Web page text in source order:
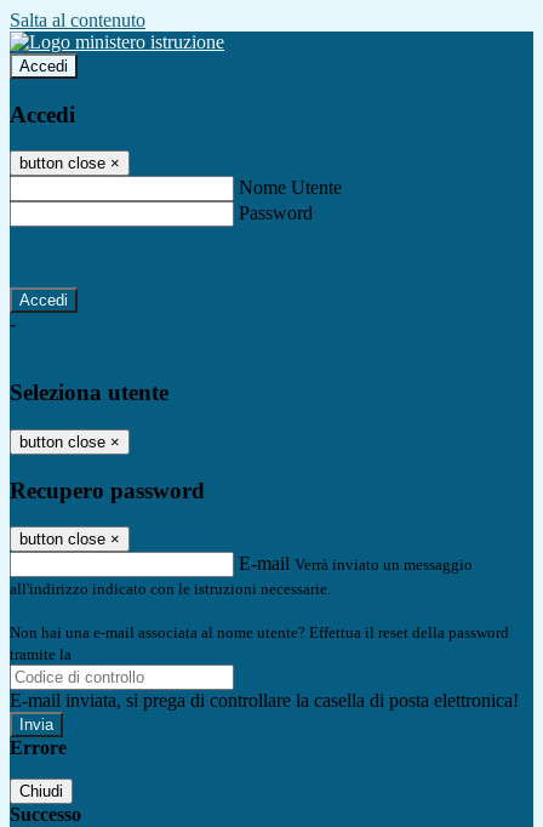
Salta al contenuto
Accedi
Accedi
button close ×
Nome Utente
Password
-
Seleziona utente
button close ×
Recupero password
button close ×
E-mail Verrà inviato un messaggio
all'indirizzo indicato con le istruzioni necessarie.
Non hai una e-mail associata al nome utente? Effettua il reset della password
tramite la
E-mail inviata, si prega di controllare la casella di posta elettronica!
Errore
Chiudi
Successo